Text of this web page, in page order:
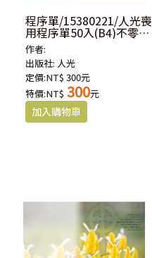
程序單/15380221/人光喪
用程序單50入(B4)不零售-
約翰福音十四章27節
作者:
出版社: 人光
定價:NT$ 300元
特價:NT$ 300元